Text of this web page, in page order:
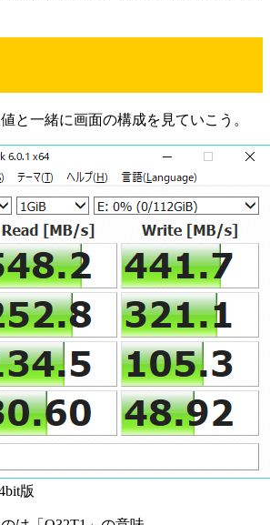
と一緒に画面の構成を見ていこう。
版